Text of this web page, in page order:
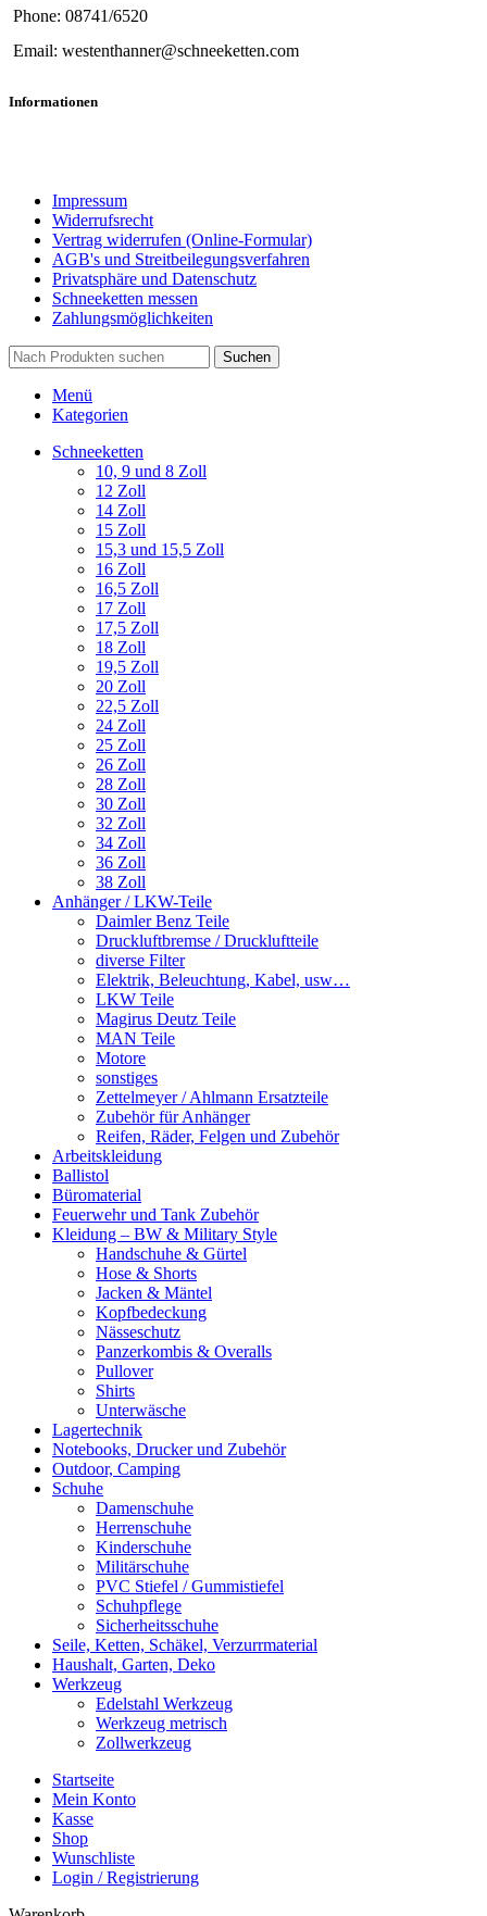
Phone: 08741/6520
Email: westenthanner@schneeketten.com
Informationen
Impressum
Widerrufsrecht
Vertrag widerrufen (Online-Formular)
AGB's und Streitbeilegungsverfahren
Privatsphäre und Datenschutz
Schneeketten messen
Zahlungsmöglichkeiten
Suchen
Menü
Kategorien
Schneeketten
10, 9 und 8 Zoll
12 Zoll
14 Zoll
15 Zoll
15,3 und 15,5 Zoll
16 Zoll
16,5 Zoll
17 Zoll
17,5 Zoll
18 Zoll
19,5 Zoll
20 Zoll
22,5 Zoll
24 Zoll
25 Zoll
26 Zoll
28 Zoll
30 Zoll
32 Zoll
34 Zoll
36 Zoll
38 Zoll
Anhänger / LKW-Teile
Daimler Benz Teile
Druckluftbremse / Druckluftteile
diverse Filter
Elektrik, Beleuchtung, Kabel, usw…
LKW Teile
Magirus Deutz Teile
MAN Teile
Motore
sonstiges
Zettelmeyer / Ahlmann Ersatzteile
Zubehör für Anhänger
Reifen, Räder, Felgen und Zubehör
Arbeitskleidung
Ballistol
Büromaterial
Feuerwehr und Tank Zubehör
Kleidung – BW & Military Style
Handschuhe & Gürtel
Hose & Shorts
Jacken & Mäntel
Kopfbedeckung
Nässeschutz
Panzerkombis & Overalls
Pullover
Shirts
Unterwäsche
Lagertechnik
Notebooks, Drucker und Zubehör
Outdoor, Camping
Schuhe
Damenschuhe
Herrenschuhe
Kinderschuhe
Militärschuhe
PVC Stiefel / Gummistiefel
Schuhpflege
Sicherheitsschuhe
Seile, Ketten, Schäkel, Verzurrmaterial
Haushalt, Garten, Deko
Werkzeug
Edelstahl Werkzeug
Werkzeug metrisch
Zollwerkzeug
Startseite
Mein Konto
Kasse
Shop
Wunschliste
Login / Registrierung